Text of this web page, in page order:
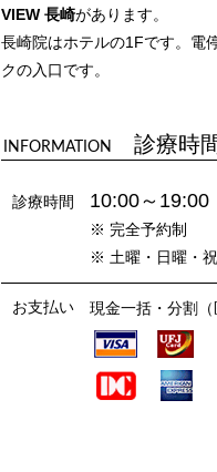
VIEW 長崎があります。
長崎院はホテルの1Fです。電
クの入口です。
INFORMATION 診療時
診療時間 10:00～19:00
※ 完全予約制
※ 土曜・日曜・
お支払い 現金一括・分割